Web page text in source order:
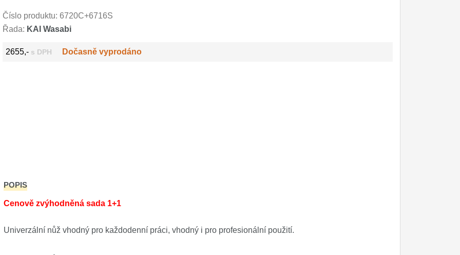
Číslo produktu: 6720C+6716S
Řada: KAI Wasabi
2655,- s DPH Dočasně vyprodáno
POPIS
Cenově zvýhodněná sada 1+1
Univerzální nůž vhodný pro každodenní práci, vhodný i pro profesionální použití.